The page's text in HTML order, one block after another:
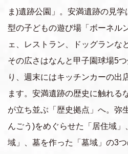
ま)遺跡公園」。安満遺跡の見
型の子どもの遊び場「ボーネル
ェ、レストラン、ドッグランな
その広さはなんと甲子園球場5
り、週末にはキッチンカーの出
ます。安満遺跡の歴史に触れる
が立ち並ぶ「歴史拠点」へ。弥
んごう)をめぐらせた「居住域
域」、墓を作った「墓域」の3